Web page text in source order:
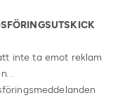
inte ta emot reklam
.